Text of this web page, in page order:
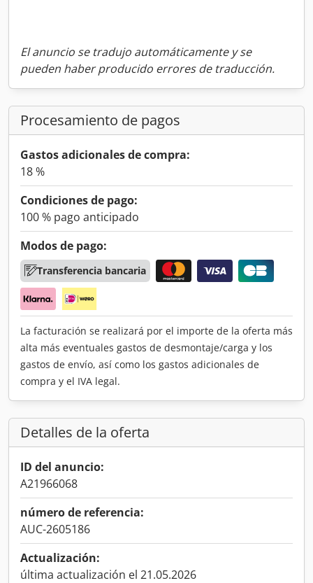
El anuncio se tradujo automáticamente y se
pueden haber producido errores de traducción.
Procesamiento de pagos
Gastos adicionales de compra:
18 %
Condiciones de pago:
100 % pago anticipado
Modos de pago:
Transferencia bancaria
La facturación se realizará por el importe de la oferta más
alta más eventuales gastos de desmontaje/carga y los
gastos de envío, así como los gastos adicionales de
compra y el IVA legal.
Detalles de la oferta
ID del anuncio:
A21966068
número de referencia:
AUC-2605186
Actualización:
última actualización el 21.05.2026